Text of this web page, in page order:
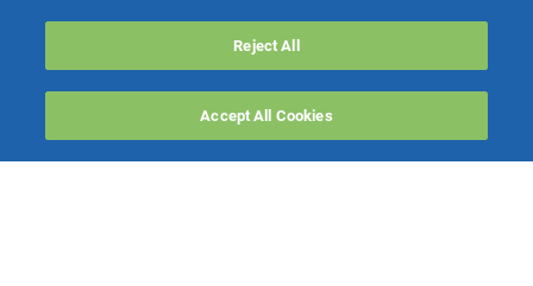
Websolute
Reject All
Accept All Cookies